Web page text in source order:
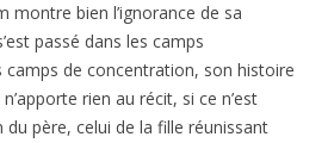
montre bien l’ignorance de sa
passé dans les camps
camps de concentration, son histoire
rien au récit, si ce n’est
du père, celui de la fille réunissant